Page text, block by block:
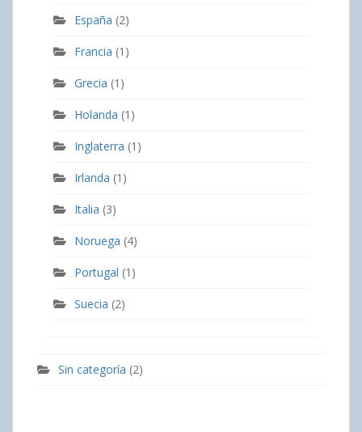
España (2)
Francia (1)
Grecia (1)
Holanda (1)
Inglaterra (1)
Irlanda (1)
Italia (3)
Noruega (4)
Portugal (1)
Suecia (2)
Sin categoría (2)